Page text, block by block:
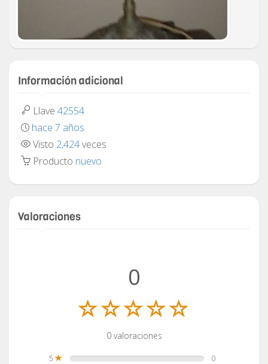
Información adicional
Llave 42554
hace 7 años
Visto 2,424veces
Producto nuevo
Valoraciones
0
0 valoraciones
5
0